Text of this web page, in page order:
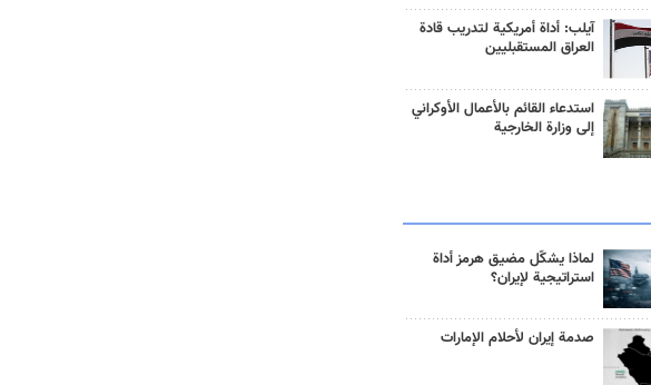
آيلب: أداة أمريكية لتدريب قادة
العراق المستقبليين
استدعاء القائم بالأعمال الأوكراني
إلى وزارة الخارجية
لماذا يشكّل مضيق هرمز أداة
استراتيجية لإيران؟
صدمة إيران لأحلام الإمارات